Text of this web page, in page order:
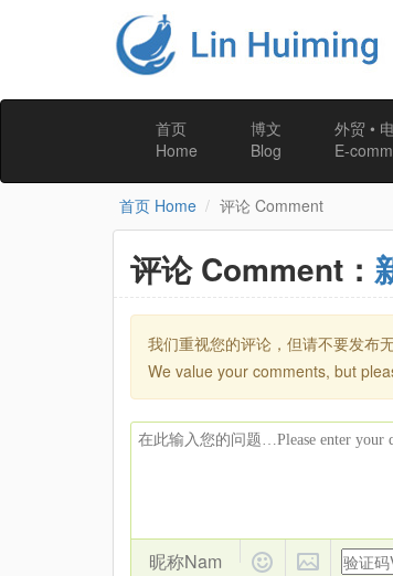
首页
Home
博文
Blog
外贸 •
E-
首页 Home 评论 Comment
评论 Comment：
我们重视您的评论，但请不要发布
We value your comments, but